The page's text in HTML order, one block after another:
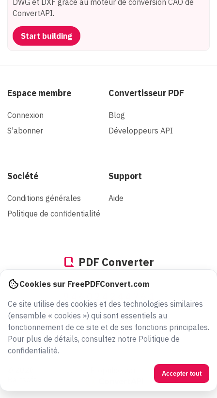
ConvertAPI.
Start building
Espace membre
Connexion
S'abonner
Convertisseur PDF
Blog
Développeurs API
Société
Conditions générales
Politique de confidentialité
Support
Aide
PDF Converter
fichiers convertis depuis 2005
Français
Cookies sur FreePDFConvert.com
Ce site utilise des cookies et des technologies similaires
(ensemble « cookies ») qui sont essentiels au
fonctionnement de ce site et de ses fonctions principales.
Pour plus de détails, consultez notre Politique de
confidentialité.
Accepter tout